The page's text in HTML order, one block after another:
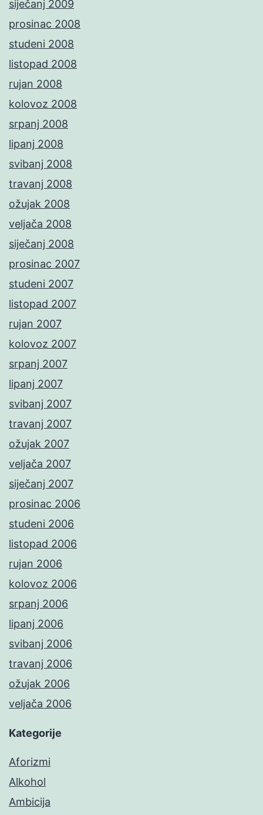
siječanj 2009
prosinac 2008
studeni 2008
listopad 2008
rujan 2008
kolovoz 2008
srpanj 2008
lipanj 2008
svibanj 2008
travanj 2008
ožujak 2008
veljača 2008
siječanj 2008
prosinac 2007
studeni 2007
listopad 2007
rujan 2007
kolovoz 2007
srpanj 2007
lipanj 2007
svibanj 2007
travanj 2007
ožujak 2007
veljača 2007
siječanj 2007
prosinac 2006
studeni 2006
listopad 2006
rujan 2006
kolovoz 2006
srpanj 2006
lipanj 2006
svibanj 2006
travanj 2006
ožujak 2006
veljača 2006
Kategorije
Aforizmi
Alkohol
Ambicija